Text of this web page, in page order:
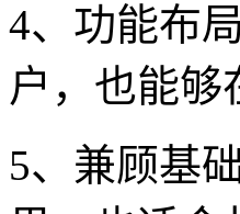
4、功能布
户，也能够
5、兼顾基